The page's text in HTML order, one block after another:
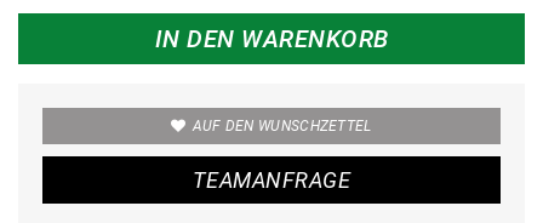
IN DEN WARENKORB
AUF DEN WUNSCHZETTEL
TEAMANFRAGE